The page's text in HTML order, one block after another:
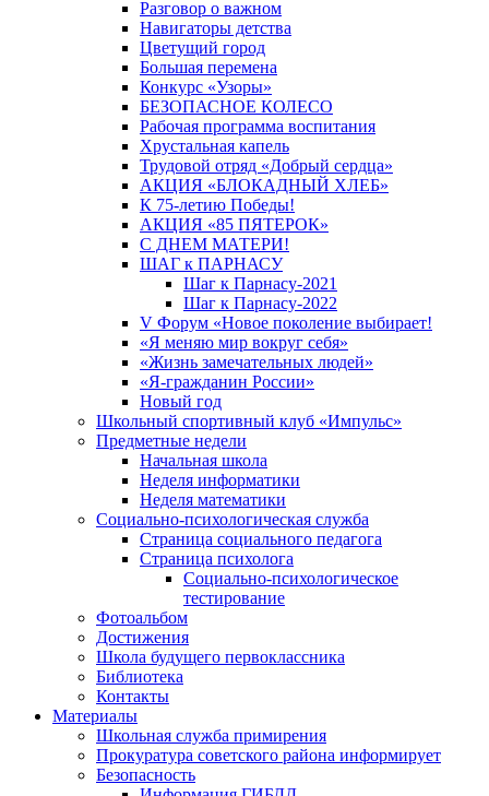
Разговор о важном
Навигаторы детства
Цветущий город
Большая перемена
Конкурс «Узоры»
БЕЗОПАСНОЕ КОЛЕСО
Рабочая программа воспитания
Хрустальная капель
Трудовой отряд «Добрый сердца»
АКЦИЯ «БЛОКАДНЫЙ ХЛЕБ»
К 75-летию Победы!
АКЦИЯ «85 ПЯТЕРОК»
С ДНЕМ МАТЕРИ!
ШАГ к ПАРНАСУ
Шаг к Парнасу-2021
Шаг к Парнасу-2022
V Форум «Новое поколение выбирает!
«Я меняю мир вокруг себя»
«Жизнь замечательных людей»
«Я-гражданин России»
Новый год
Школьный спортивный клуб «Импульс»
Предметные недели
Начальная школа
Неделя информатики
Неделя математики
Социально-психологическая служба
Страница социального педагога
Страница психолога
Социально-психологическое
тестирование
Фотоальбом
Достижения
Школа будущего первоклассника
Библиотека
Контакты
Материалы
Школьная служба примирения
Прокуратура советского района информирует
Безопасность